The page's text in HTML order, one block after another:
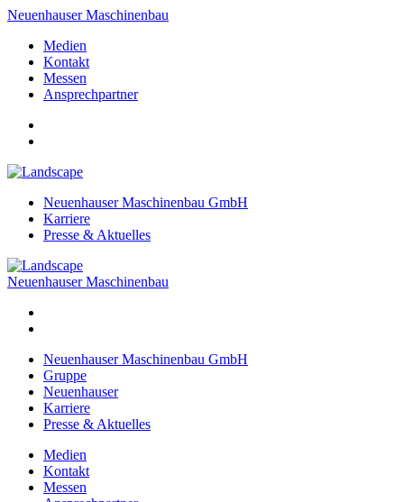
Neuenhauser Maschinenbau
Medien
Kontakt
Messen
Ansprechpartner
Neuenhauser Maschinenbau GmbH
Karriere
Presse & Aktuelles
Neuenhauser Maschinenbau
Neuenhauser Maschinenbau GmbH
Gruppe
Neuenhauser
Karriere
Presse & Aktuelles
Medien
Kontakt
Messen